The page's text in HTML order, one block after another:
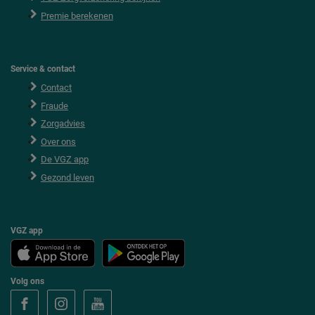
Premie berekenen
Service & contact
Contact
Fraude
Zorgadvies
Over ons
De VGZ app
Gezond leven
VGZ app
Volg ons